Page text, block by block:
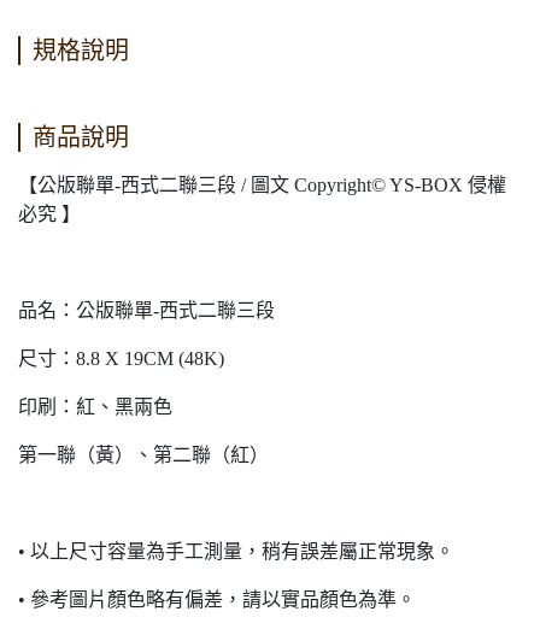
規格說明
商品說明
【公版聯單-西式二聯三段 / 圖文 Copyright© YS-BOX 侵權
必究 】
品名：公版聯單-西式二聯三段
尺寸：8.8 X 19CM (48K)
印刷：紅、黑兩色
第一聯（黃）、第二聯（紅）
• 以上尺寸容量為手工測量，稍有誤差屬正常現象。
• 參考圖片顏色略有偏差，請以實品顏色為準。